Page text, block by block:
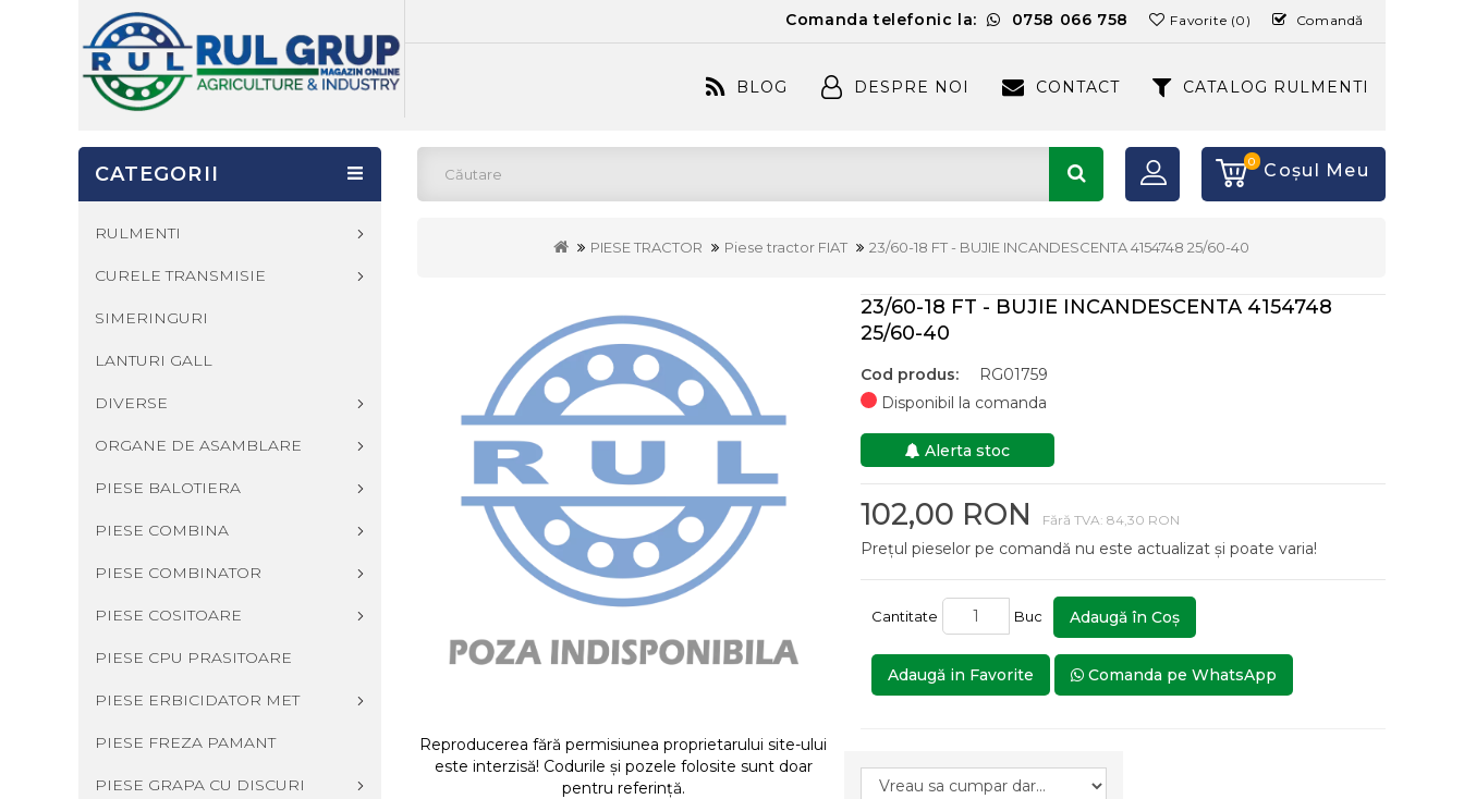
Comanda telefonic la: 0758 066 758 Favorite (0) Comandă
BLOG DESPRE NOI CONTACT CATALOG RULMENTI
0 Coşul Meu
PIESE TRACTOR Piese tractor FIAT 23/60-18 FT - BUJIE INCANDESCENTA 4154748 25/60-40
CATEGORII
RULMENTI
CURELE TRANSMISIE
SIMERINGURI
LANTURI GALL
DIVERSE
ORGANE DE ASAMBLARE
PIESE BALOTIERA
PIESE COMBINA
PIESE COMBINATOR
PIESE COSITOARE
PIESE CPU PRASITOARE
PIESE ERBICIDATOR MET
PIESE FREZA PAMANT
PIESE GRAPA CU DISCURI
Reproducerea fără permisiunea proprietarului site-ului
este interzisă! Codurile și pozele folosite sunt doar
pentru referință.
23/60-18 FT - BUJIE INCANDESCENTA 4154748
25/60-40
Cod produs:
RG01759
Disponibil la comanda
Alerta stoc
102,00 RON Fără TVA: 84,30 RON
Prețul pieselor pe comandă nu este actualizat și poate varia!
Cantitate Buc Adaugă în Coş
Adaugă in Favorite Comanda pe WhatsApp